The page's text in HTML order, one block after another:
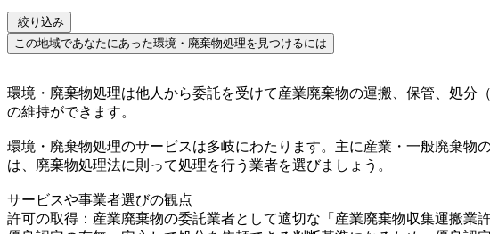
絞り込み
この地域であなたにあった環境・廃棄物処理を見つけるには
環境・廃棄物処理は他人から委託を受けて産業廃棄物の運搬、保管、処
の維持ができます。
環境・廃棄物処理のサービスは多岐にわたります。主に産業・一般廃棄
は、廃棄物処理法に則って処理を行う業者を選びましょう。
サービスや事業者選びの観点
許可の取得：産業廃棄物の委託業者として適切な「産業廃棄物収集運搬業